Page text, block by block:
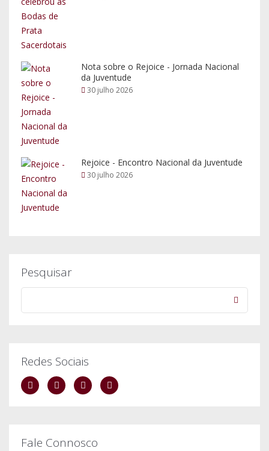
Nota sobre o Rejoice - Jornada Nacional
da Juventude
30 julho 2026
Rejoice - Encontro Nacional da Juventude
30 julho 2026
Pesquisar
Redes Sociais
Fale Connosco